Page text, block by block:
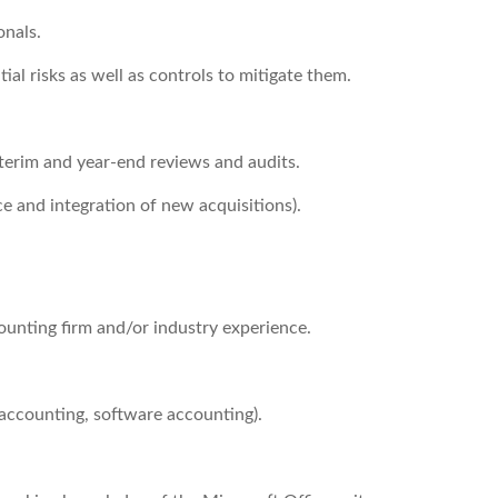
risks as well as controls to mitigate them.
and year-end reviews and audits.
and integration of new acquisitions).
firm and/or industry experience.
software accounting).